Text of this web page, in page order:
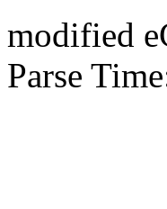
modified
Parse